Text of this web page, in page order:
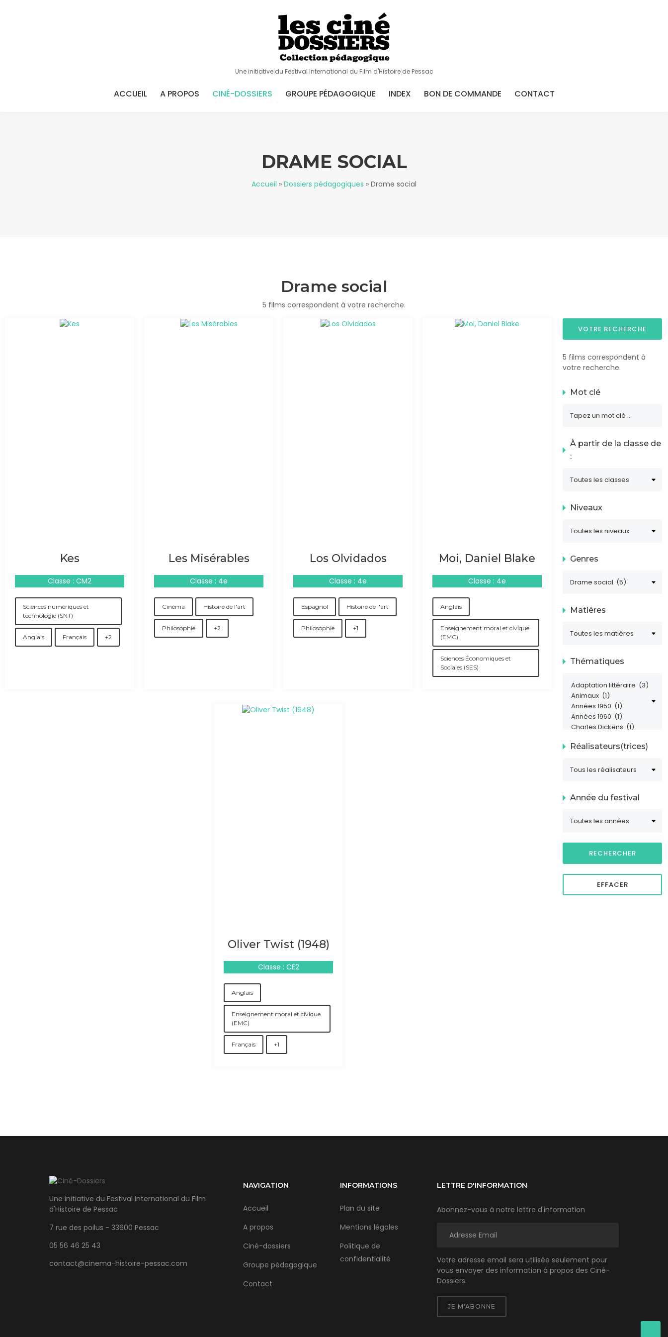
Une initiative du Festival International du Film d'Histoire de Pessac
ACCUEIL A PROPOS CINÉ-DOSSIERS GROUPE PÉDAGOGIQUE INDEX BON DE COMMANDE CONTACT
DRAME SOCIAL
Accueil » Dossiers pédagogiques » Drame social
Drame social
5 films correspondent à votre recherche.
Kes
Classe : CM2
Sciences numériques et
technologie (SNT)
Anglais Français +2
Les Misérables
Classe : 4e
Cinéma Histoire de l'art
Philosophie +2
Los Olvidados
Classe : 4e
Espagnol Histoire de l'art
Philosophie +1
Moi, Daniel Blake
Classe : 4e
Anglais
Enseignement moral et civique
(EMC)
Sciences Économiques et
Sociales (SES)
Oliver Twist (1948)
Classe : CE2
Anglais
Enseignement moral et civique
(EMC)
Français +1
VOTRE RECHERCHE
5 films correspondent à
votre recherche.
Mot clé
À partir de la classe de
:
Niveaux
Genres
Matières
Thématiques
Réalisateurs(trices)
Année du festival
Une initiative du Festival International du Film
d'Histoire de Pessac
7 rue des poilus - 33600 Pessac
05 56 46 25 43
contact@cinema-histoire-pessac.com
NAVIGATION
Accueil
A propos
Ciné-dossiers
Groupe pédagogique
Contact
INFORMATIONS
Plan du site
Mentions légales
Politique de
confidentialité
LETTRE D'INFORMATION
Abonnez-vous à notre lettre d'information
Votre adresse email sera utilisée seulement pour
vous envoyer des information à propos des Ciné-
Dossiers.